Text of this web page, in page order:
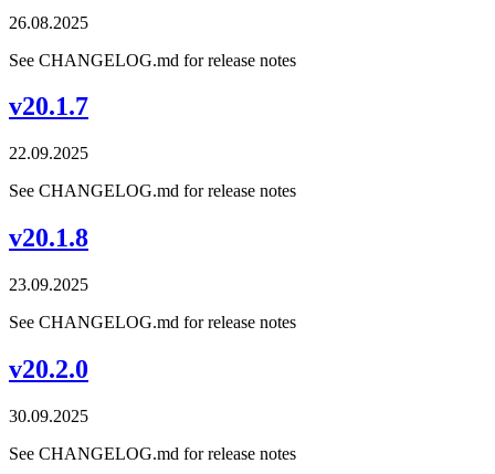
26.08.2025
See CHANGELOG.md for release notes
v20.1.7
22.09.2025
See CHANGELOG.md for release notes
v20.1.8
23.09.2025
See CHANGELOG.md for release notes
v20.2.0
30.09.2025
See CHANGELOG.md for release notes